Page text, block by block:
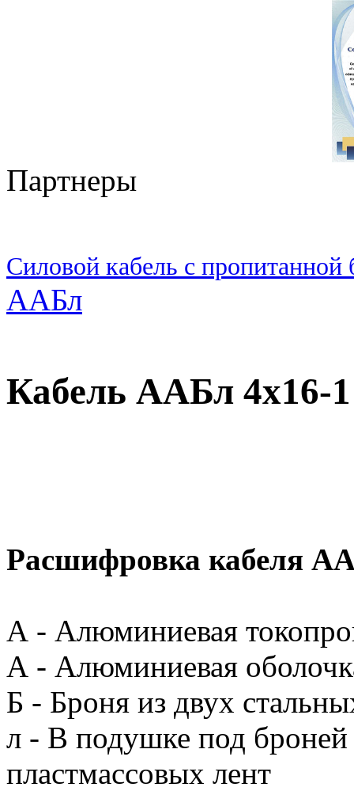
Партнеры
Силовой кабель с
ААБл
Кабель ААБл 4х16-1
Расшифровка кабеля
А - Алюминиевая
А - Алюминиевая
Б - Броня из двух
л - В подушке под броней
пластмассовых лент